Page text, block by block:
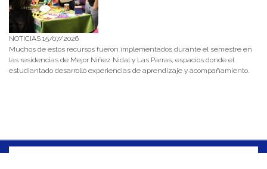
NOTICIAS 15/07/2026
Muchos de estos recursos fueron implementados durante el semestre en
las residencias de Mejor Niñez Nidal y Las Parras, espacios donde el
estudiantado desarrolló experiencias de aprendizaje y acompañamiento.